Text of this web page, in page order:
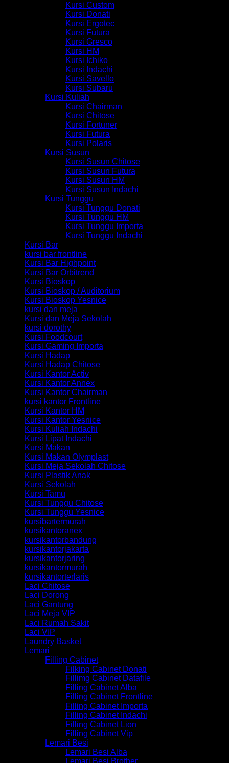
Kursi Custom
Kursi Donati
Kursi Ergotec
Kursi Futura
Kursi Gresco
Kursi HM
Kursi Ichiko
Kursi Indachi
Kursi Savello
Kursi Subaru
Kursi Kuliah
Kursi Chairman
Kursi Chitose
Kursi Fortuner
Kursi Futura
Kursi Polaris
Kursi Susun
Kursi Susun Chitose
Kursi Susun Futura
Kursi Susun HM
Kursi Susun Indachi
Kursi Tunggu
Kursi Tunggu Donati
Kursi Tunggu HM
Kursi Tunggu Importa
Kursi Tunggu Indachi
Kursi Bar
kursi bar frontline
Kursi Bar Highpoint
Kursi Bar Orbitrend
Kursi Bioskop
Kursi Bioskop / Auditorium
Kursi Bioskop Yesnice
kursi dan meja
Kursi dan Meja Sekolah
kursi dorothy
Kursi Foodcourt
Kursi Gaming Importa
Kursi Hadap
Kursi Hadap Chitose
Kursi Kantor Activ
Kursi Kantor Annex
Kursi Kantor Chairman
kursi kantor Frontline
Kursi Kantor HM
Kursi Kantor Yesnice
Kursi Kuliah Indachi
Kursi Lipat Indachi
Kursi Makan
Kursi Makan Olymplast
Kursi Meja Sekolah Chitose
Kursi Plastik Anak
Kursi Sekolah
Kursi Tamu
Kursi Tunggu Chitose
Kursi Tunggu Yesnice
kursibartermurah
kursikantoranex
kursikantorbandung
kursikantorjakarta
kursikantorjaring
kursikantormurah
kursikantorterlaris
Laci Chitose
Laci Dorong
Laci Gantung
Laci Meja VIP
Laci Rumah Sakit
Laci VIP
Laundry Basket
Lemari
Filling Cabinet
Filking Cabinet Donati
Fillimg Cabinet Datafile
Filling Cabinet Alba
Filling Cabinet Frontline
Filling Cabinet Importa
Filling Cabinet Indachi
Filling Cabinet Lion
Filling Cabinet Vip
Lemari Besi
Lemari Besi Alba
Lemari Besi Brother